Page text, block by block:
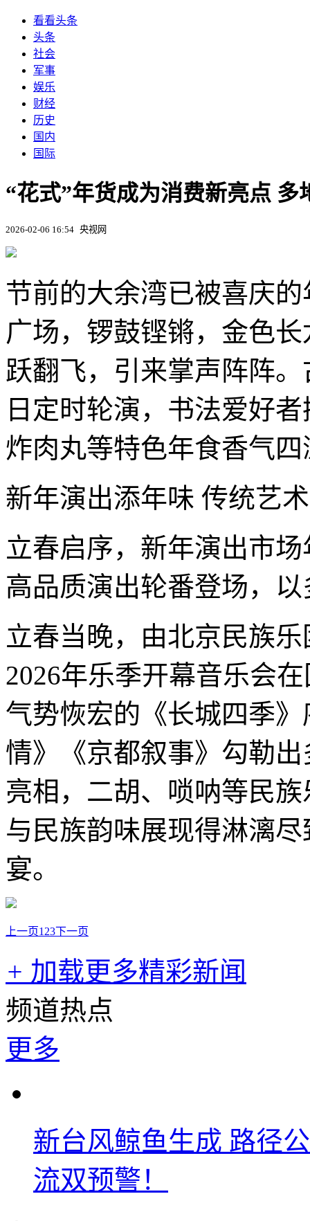
看看头条
头条
社会
军事
娱乐
财经
历史
国内
国际
“花式”年货成为消费新亮点
2026-02-06 16:54 央视网
节前的大余湾已被喜庆
广场，锣鼓铿锵，金色
跃翻飞，引来掌声阵阵
日定时轮演，书法爱好
炸肉丸等特色年食香气
新年演出添年味 传统艺
立春启序，新年演出市
高品质演出轮番登场，
立春当晚，由北京民族
2026年乐季开幕音乐会
气势恢宏的《长城四季
情》《京都叙事》勾勒
亮相，二胡、唢呐等民
与民族韵味展现得淋漓
宴。
上一页1 23下一页
+ 加载更多精彩新闻
频道热点
更多
新台风鲸鱼生成 路径
流双预警！